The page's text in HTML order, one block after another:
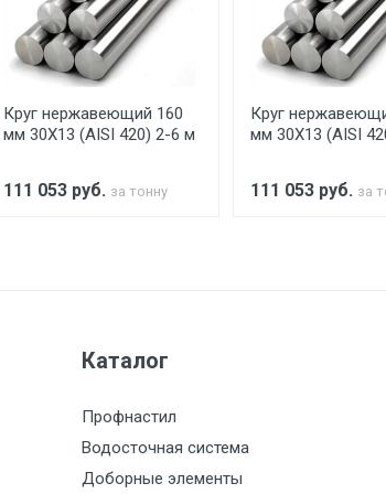
а/м. На разгрузку автомобиля
35р./км за МКАД
35р./км за МКАД
40р./км за МКАД
Круг нержавеющий 160
мм 30Х13 (AISI 420) 2-6 м
111 053 руб. за тонну
Круг
мм 30Х13 (AISI
111 053 руб. за
Каталог
Профнастил
Водосточная система
Доборные элементы